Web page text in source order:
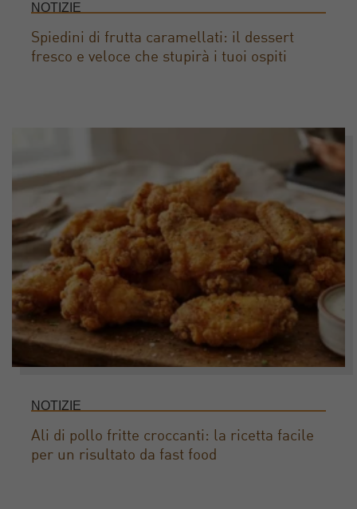
NOTIZIE
Spiedini di frutta caramellati: il dessert
fresco e veloce che stupirà i tuoi ospiti
NOTIZIE
Ali di pollo fritte croccanti: la ricetta facile
per un risultato da fast food